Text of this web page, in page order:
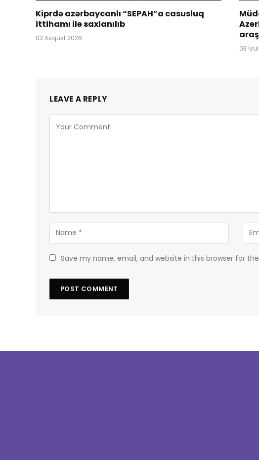
Kiprdə azərbaycanlı “SEPAH”a casusluq
ittihamı ilə saxlanılıb
03 Avqust 2026
03
LEAVE A REPLY
Save my name, email, and website in this browser for